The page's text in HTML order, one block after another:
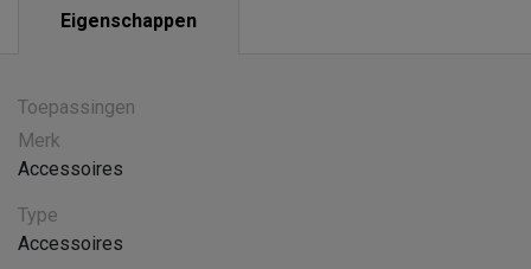
Eigenschappen
Toepassingen
Merk
Accessoires
Type
Accessoires